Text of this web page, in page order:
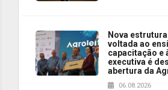
Nova
voltada ao
capacitação e
executiva é
abertura da
06.08.2026